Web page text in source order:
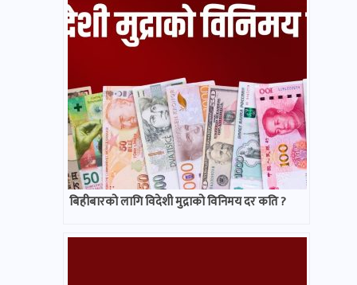
बिहीबारको लागि विदेशी मुद्राको विनिमय दर कति ?